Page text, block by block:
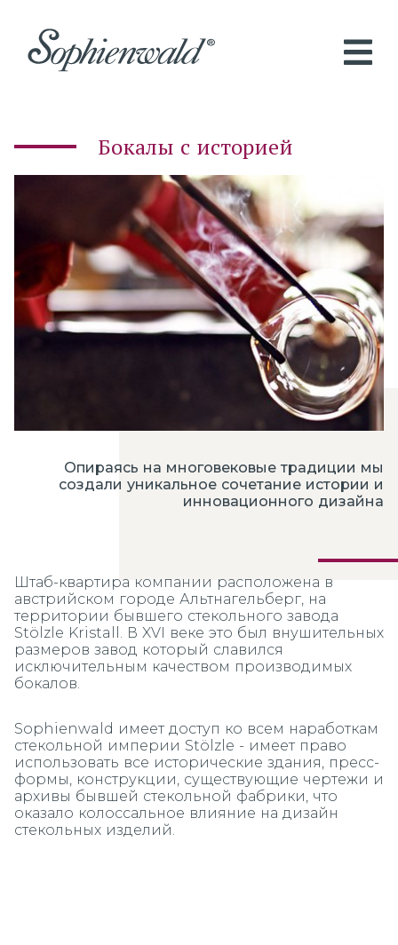
Бокалы с историей
Опираясь на многовековые традиции мы
создали уникальное сочетание истории и
инновационного дизайна
Штаб-квартира компании расположена в
австрийском городе Альтнагельберг, на
территории бывшего стекольного завода
Stölzle Kristall. В XVI веке это был внушительных
размеров завод который славился
исключительным качеством производимых
бокалов.
Sophienwald имеет доступ ко всем наработкам
стекольной империи Stölzle - имеет право
использовать все исторические здания, пресс-
формы, конструкции, существующие чертежи и
архивы бывшей стекольной фабрики, что
оказало колоссальное влияние на дизайн
стекольных изделий.